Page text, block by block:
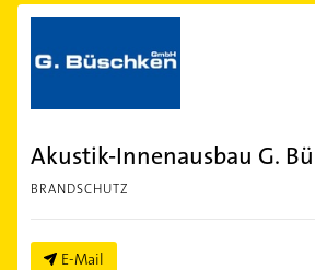
Akustik-Innenausbau G.
BRANDSCHUTZ
E-Mail